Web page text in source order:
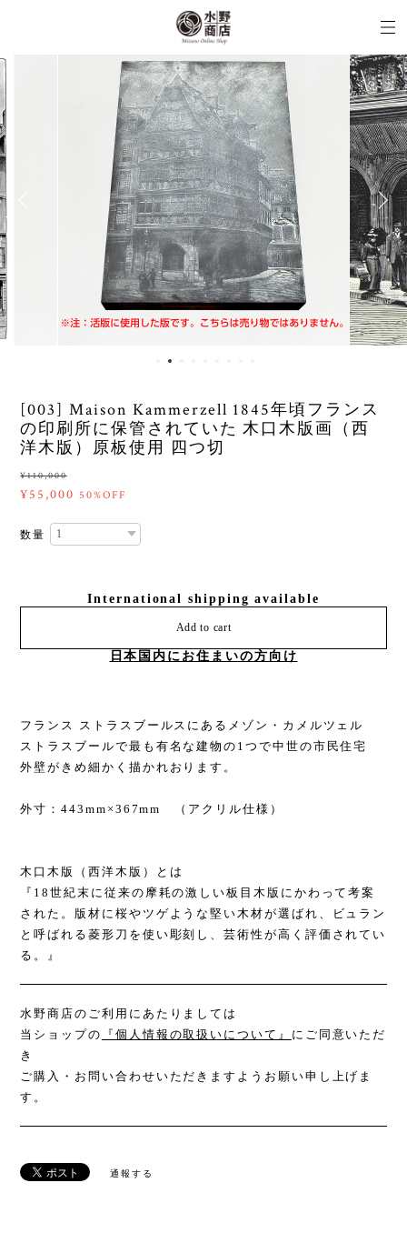
[003] Maison Kammerzell 1845年頃フランス
の印刷所に保管されていた 木口木版画（西
洋木版）原板使用 四つ切
¥110,000
¥55,000 50%OFF
数量
International shipping available
Add to cart
日本国内にお住まいの方向け
フランス ストラスブールスにあるメゾン・カメルツェル
ストラスブールで最も有名な建物の1つで中世の市民住宅
外壁がきめ細かく描かれおります。
外寸：443mm×367mm （アクリル仕様）
木口木版（西洋木版）とは
『18世紀末に従来の摩耗の激しい板目木版にかわって考案
された。版材に桜やツゲような堅い木材が選ばれ、ビュラン
と呼ばれる菱形刀を使い彫刻し、芸術性が高く評価されてい
る。』
水野商店のご利用にあたりましては
当ショップの
『個人情報の取扱いについて』 にご同意いただ
き
ご購入・お問い合わせいただきますようお願い申し上げま
す。
通報する